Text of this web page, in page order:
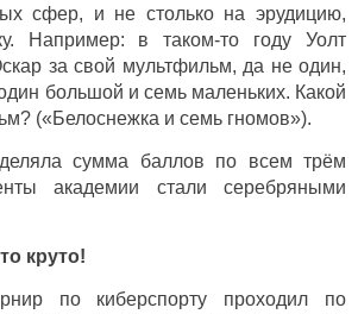
сфер, и не столько на эрудицию,
Например: в таком-то году Уолт
за свой мультфильм, да не один,
большой и семь маленьких. Какой
(«Белоснежка и семь гномов»).
сумма баллов по всем трём
академии стали серебряными
круто!
по киберспорту проходил по